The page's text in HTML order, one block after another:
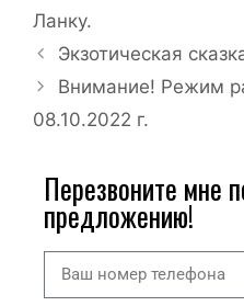
Ланку.
Экзотическая
Внимание! Режим
08.10.2022 г.
Перезвоните мне
предложению!